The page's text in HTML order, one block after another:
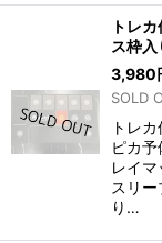
トレ
ス枠入
3,980
SOLD
トレ
ピカ
レイ
スリ
り…